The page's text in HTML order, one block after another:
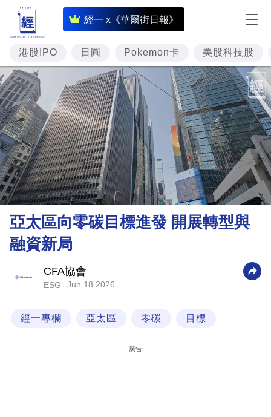
經一 x《華爾街日報》
即
時
財
經
專
題
投
資
樓
市
理
財
業
科
港股IPO 日圓 Pokemon卡 美股科技股
亞太區向零碳目標進發 開展轉型與
融資新局
CFA協會
ESG Jun 18 2026
經一專欄 亞太區 零碳 目標
廣告